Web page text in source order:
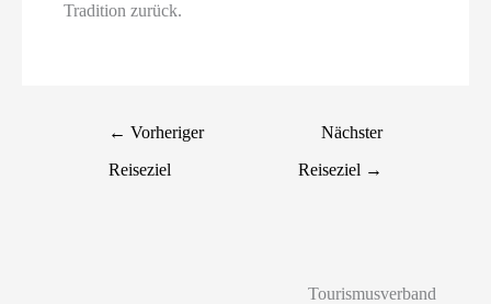
Tradition zurück.
← Vorheriger
Reiseziel
Nächster
Reiseziel →
Tourismusverband